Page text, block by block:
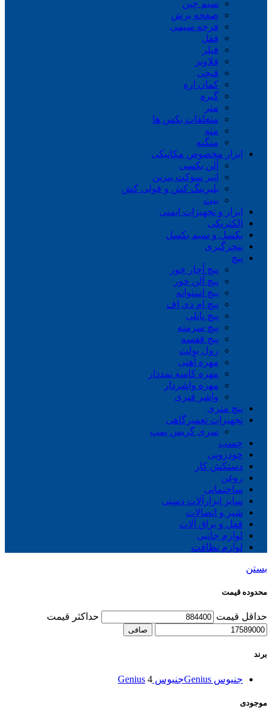
سیم چین
صفحه برش
فرچه سیمی
ففل
فیلر
قلاویز
قیچی
کمان اره
گیره
متر
متعلقات بکس ها
مته
منگنه
ابزار مخصوص مکانیکی
آلن بکسی
انبر سوکت بنزین
بلبرینگ کش و فولی کش
بیت
ابزار و تجهیزات ایمنی
الکتریکی
بکسل و سیم بکسل
پنچرگیری
پیچ
پیچ آچار خور
پیچ آلن خور
پیچ استوانه
پیچ ام دی اف
پیچ پانلی
پیچ سرمته
پیچ قفسه
رول بولت
مهره آهنی
مهره کاسه نمددار
مهره واشردار
واشر فنری
پیچ متری
تجهیزات تعمیرگاهی
سری گریس پمپ
چسب
خودرویی
دستکش کار
روغن
ساختمانی
سایز ابزارآلات دستی
شیر و اتصالات
قفل و یراق آلات
لوازم جانبی
لوازم نظافت
بستن
محدوده قیمت
حداقل قیمت حداكثر قيمت
صافی
برند
جنیوس Genius جنیوس Genius 4
موجودی